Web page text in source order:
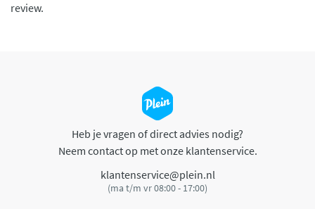
review.
Heb je vragen of direct advies nodig?
Neem contact op met onze klantenservice.
klantenservice@plein.nl
(ma t/m vr 08:00 - 17:00)